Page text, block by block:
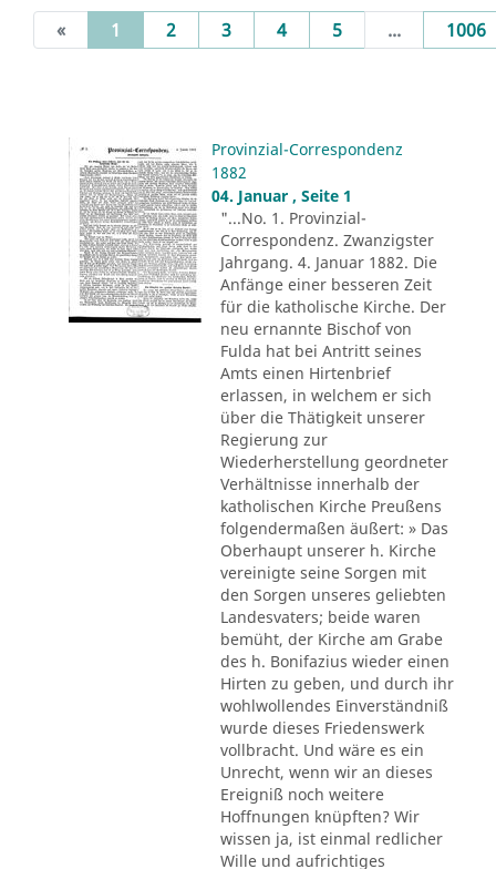
« 1 (current)
2 3 4 5 ... 1006
Provinzial-Correspondenz
1882
04. Januar , Seite 1
"...No. 1. Provinzial-
Correspondenz. Zwanzigster
Jahrgang. 4. Januar 1882. Die
Anfänge einer besseren Zeit
für die katholische Kirche. Der
neu ernannte Bischof von
Fulda hat bei Antritt seines
Amts einen Hirtenbrief
erlassen, in welchem er sich
über die Thätigkeit unserer
Regierung zur
Wiederherstellung geordneter
Verhältnisse innerhalb der
katholischen Kirche Preußens
folgendermaßen äußert: » Das
Oberhaupt unserer h. Kirche
vereinigte seine Sorgen mit
den Sorgen unseres geliebten
Landesvaters; beide waren
bemüht, der Kirche am Grabe
des h. Bonifazius wieder einen
Hirten zu geben, und durch ihr
wohlwollendes Einverständniß
wurde dieses Friedenswerk
vollbracht. Und wäre es ein
Unrecht, wenn wir an dieses
Ereigniß noch weitere
Hoffnungen knüpften? Wir
wissen ja, ist einmal redlicher
Wille und aufrichtiges